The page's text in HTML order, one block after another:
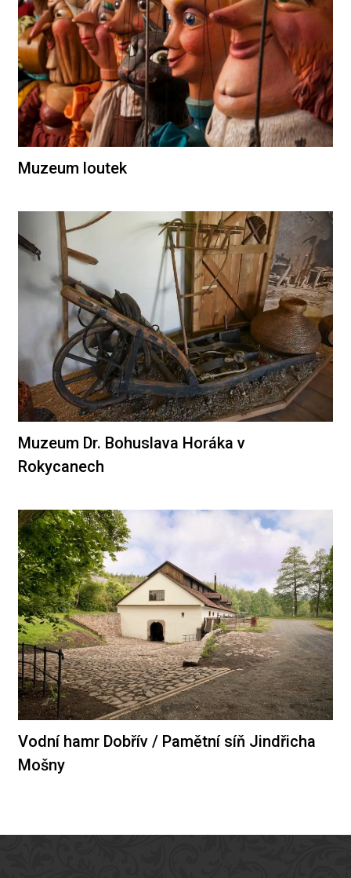
Muzeum loutek
Muzeum Dr. Bohuslava Horáka v
Rokycanech
Vodní hamr Dobřív / Pamětní síň Jindřicha
Mošny